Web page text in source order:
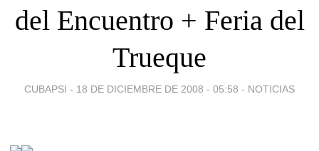
del Encuentro + Feria del
Trueque
CUBAPSI - 18 DE DICIEMBRE DE 2008 - 05:58 - NOTICIAS